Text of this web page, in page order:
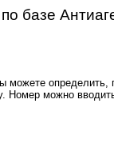
базе
определить,
Номер можно